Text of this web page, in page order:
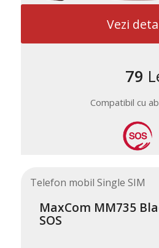
Vezi
79
Compatibil cu
Telefon mobil Single SIM
MaxCom MM735
SOS